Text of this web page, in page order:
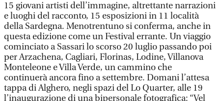
15 giovani artisti dell’immagine, altrettante narrazioni
e luoghi del racconto, 15 esposizioni in 11 località
della Sardegna. Menotrentuno si conferma, anche in
questa edizione come un Festival errante. Un viaggio
cominciato a Sassari lo scorso 20 luglio passando poi
per Arzachena, Cagliari, Florinas, Lodine, Villanova
Monteleone e Villa Verde, un cammino che
continuerà ancora fino a settembre. Domani l’attesa
tappa di Alghero, negli spazi del Lo Quarter, alle 19
l’inaugurazione di una bipersonale fotografica: “Vel